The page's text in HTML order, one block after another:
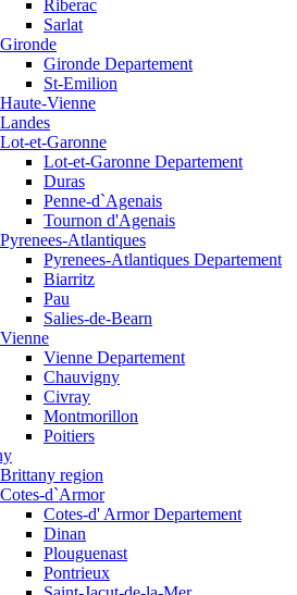
Riberac
Sarlat
Gironde
Gironde Departement
St-Emilion
Haute-Vienne
Landes
Lot-et-Garonne
Lot-et-Garonne Departement
Duras
Penne-d`Agenais
Tournon d'Agenais
Pyrenees-Atlantiques
Pyrenees-Atlantiques Departement
Biarritz
Pau
Salies-de-Bearn
Vienne
Vienne Departement
Chauvigny
Civray
Montmorillon
Poitiers
Brittany region
Cotes-d`Armor
Cotes-d' Armor Departement
Dinan
Plouguenast
Pontrieux